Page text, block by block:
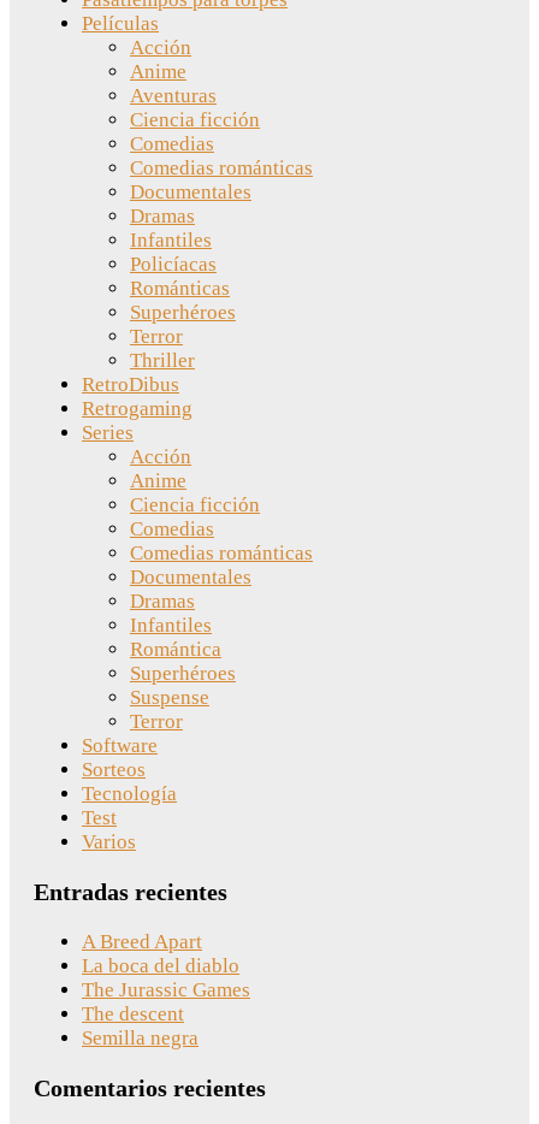
Películas
Acción
Anime
Aventuras
Ciencia ficción
Comedias
Comedias románticas
Documentales
Dramas
Infantiles
Policíacas
Románticas
Superhéroes
Terror
Thriller
RetroDibus
Retrogaming
Series
Acción
Anime
Ciencia ficción
Comedias
Comedias románticas
Documentales
Dramas
Infantiles
Romántica
Superhéroes
Suspense
Terror
Software
Sorteos
Tecnología
Test
Varios
Entradas recientes
A Breed Apart
La boca del diablo
The Jurassic Games
The descent
Semilla negra
Comentarios recientes